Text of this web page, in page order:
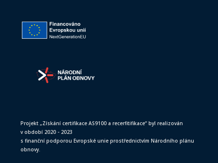
Projekt „Získání certifikace AS9100 a recerfitifikace“ byl realizován
v období 2020 - 2023
s finanční podporou Evropské unie prostřednictvím Národního plánu
obnovy.